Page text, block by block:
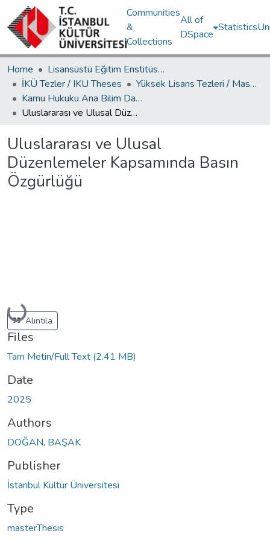
Communities
&
Collections
All of
DSpace
Statistics
Home
Lisansüstü Eğitim Enstitüsü / Postgraduate Education Institute
İKÜ Tezler / IKU Theses
Yüksek Lisans Tezleri / Master's Theses
Kamu Hukuku Ana Bilim Dalı / Department of Public Law
Uluslararası ve Ulusal Düzenlemeler Kapsamında Basın Özgürlüğü
Uluslararası ve Ulusal
Düzenlemeler Kapsamında Basın
Özgürlüğü
Loading...
Alıntıla
Files
Tam Metin/Full Text (2.41 MB)
Date
2025
Authors
DOĞAN, BAŞAK
Publisher
İstanbul Kültür Üniversitesi
Type
masterThesis